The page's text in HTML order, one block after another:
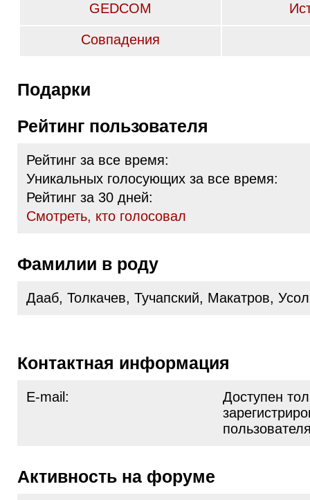
GEDCOM
Совпадения
Подарки
Рейтинг пользователя
Рейтинг за все время:
Уникальных голосующих за все время:
Рейтинг за 30 дней:
Cмотреть, кто голосовал
Фамилии в роду
Дааб, Толкачев, Тучапский, Макатров,
Контактная информация
E-mail:
Доступен
Активность на форуме